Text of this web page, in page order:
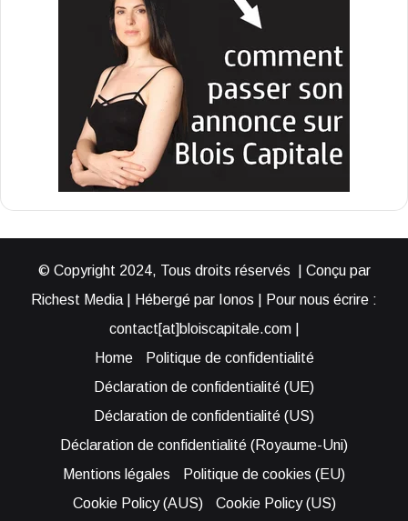
© Copyright 2024, Tous droits réservés | Conçu par
Richest Media | Hébergé par Ionos | Pour nous écrire :
contact[at]bloiscapitale.com |
Home
Politique de confidentialité
Déclaration de confidentialité (UE)
Déclaration de confidentialité (US)
Déclaration de confidentialité (Royaume-Uni)
Mentions légales
Politique de cookies (EU)
Cookie Policy (AUS)
Cookie Policy (US)